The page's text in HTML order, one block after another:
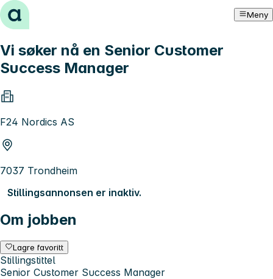
Hopp til innhold Meny
Vi søker nå en Senior Customer
Success Manager
F24 Nordics AS
7037 Trondheim
Stillingsannonsen er inaktiv.
Om jobben
Lagre favoritt
Stillingstittel
Senior Customer Success Manager